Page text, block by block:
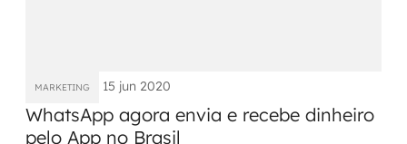
MARKETING 15 jun 2020
WhatsApp agora envia e recebe dinheiro
pelo App no Brasil